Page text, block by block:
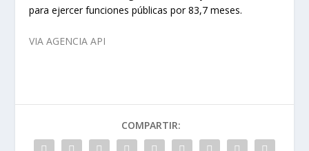
para ejercer funciones públicas por 83,7 meses.
VIA AGENCIA API
COMPARTIR: